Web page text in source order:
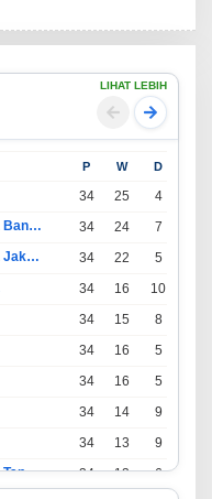
LIHAT LEBIH
P W D
34 25 4
Persatuan Sepak Bola Indonesia Bandung 34 24 7
Persatuan Sepak Bola Indonesia Jakarta 34 22 5
34 16 10
34 15 8
34 16 5
34 16 5
34 14 9
34 13 9
Persatuan Sepak Bola Indonesia Tangerang 34 13 6